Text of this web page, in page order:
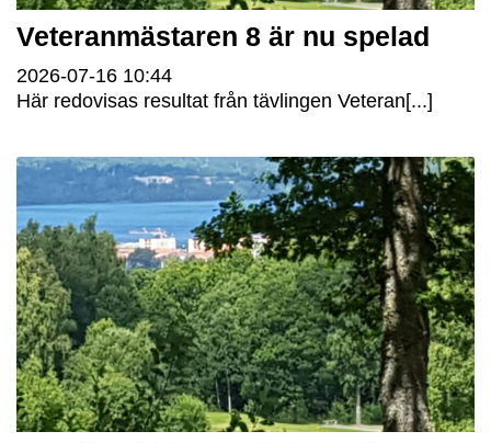
Veteranmästaren 8 är nu spelad
2026-07-16 10:44
Här redovisas resultat från tävlingen Veteran[...]